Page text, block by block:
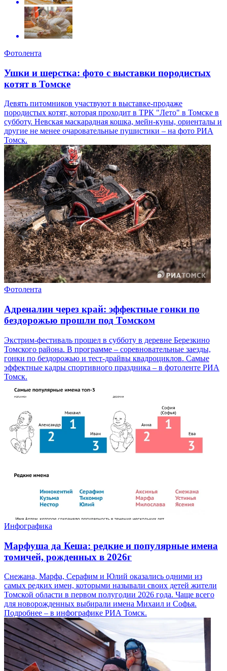
Фотолента
Ушки и шерстка: фото с выставки породистых
котят в Томске
Девять питомников участвуют в выставке-продаже
породистых котят, которая проходит в ТРК "Лето" в Томске в
субботу. Невская маскарадная кошка, мейн-куны, ориенталы и
другие не менее очаровательные пушистики – на фото РИА
Томск.
Фотолента
Адреналин через край: эффектные гонки по
бездорожью прошли под Томском
Экстрим-фестиваль прошел в субботу в деревне Березкино
Томского района. В программе – соревновательные заезды,
гонки по бездорожью и тест-драйвы квадроциклов. Самые
эффектные кадры спортивного праздника – в фотоленте РИА
Томск.
Инфографика
Марфуша да Кеша: редкие и популярные имена
томичей, рожденных в 2026г
Снежана, Марфа, Серафим и Юлий оказались одними из
самых редких имен, которыми называли своих детей жители
Томской области в первом полугодии 2026 года. Чаще всего
для новорожденных выбирали имена Михаил и Софья.
Подробнее – в инфографике РИА Томск.